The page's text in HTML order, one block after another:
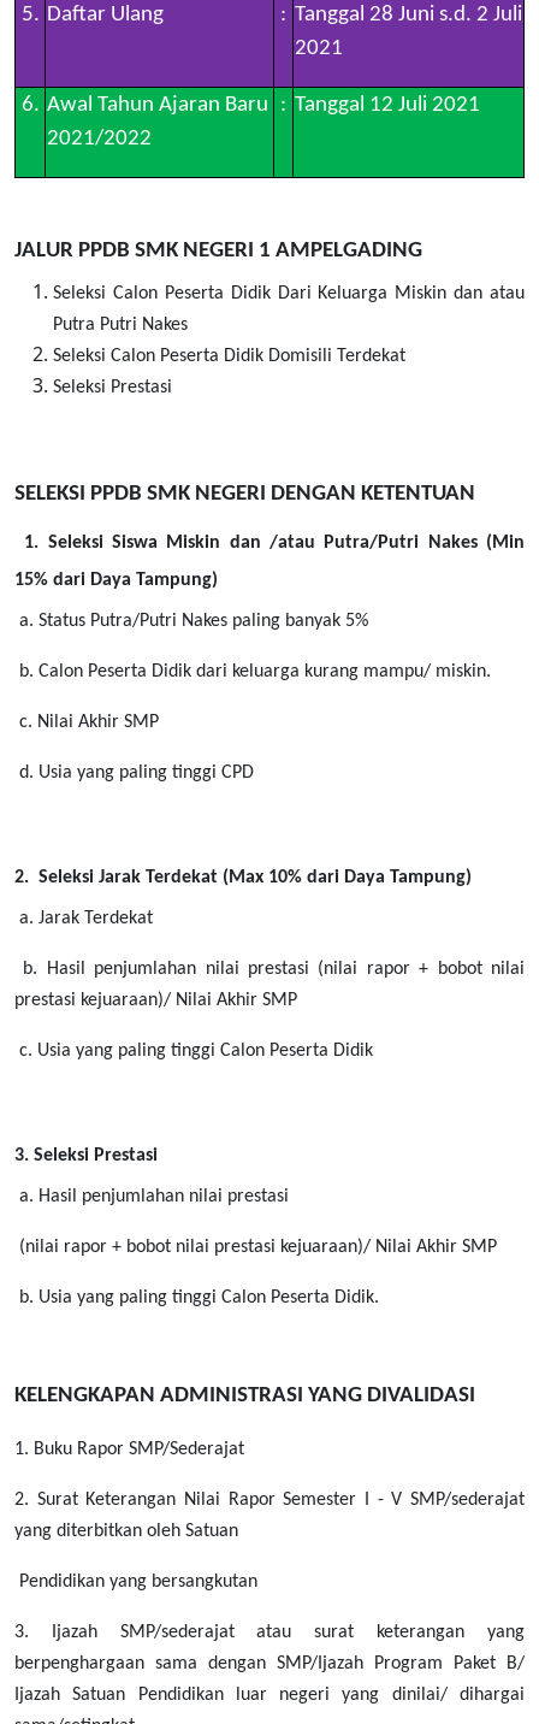
5. Daftar Ulang : Tanggal 28 Juni s.d. 2 Juli
2021
6. Awal Tahun Ajaran Baru
2021/2022
: Tanggal 12 Juli 2021
JALUR PPDB SMK NEGERI 1 AMPELGADING
Seleksi Calon Peserta Didik Dari Keluarga Miskin dan atau
Putra Putri Nakes
Seleksi Calon Peserta Didik Domisili Terdekat
Seleksi Prestasi
SELEKSI PPDB SMK NEGERI DENGAN KETENTUAN
1. Seleksi Siswa Miskin dan /atau Putra/Putri Nakes (Min
15% dari Daya Tampung)
a. Status Putra/Putri Nakes paling banyak 5%
b. Calon Peserta Didik dari keluarga kurang mampu/ miskin.
c. Nilai Akhir SMP
d. Usia yang paling tinggi CPD
2. Seleksi Jarak Terdekat (Max 10% dari Daya Tampung)
a. Jarak Terdekat
b. Hasil penjumlahan nilai prestasi (nilai rapor + bobot nilai
prestasi kejuaraan)/ Nilai Akhir SMP
c. Usia yang paling tinggi Calon Peserta Didik
3. Seleksi Prestasi
a. Hasil penjumlahan nilai prestasi
(nilai rapor + bobot nilai prestasi kejuaraan)/ Nilai Akhir SMP
b. Usia yang paling tinggi Calon Peserta Didik.
KELENGKAPAN ADMINISTRASI YANG DIVALIDASI
1. Buku Rapor SMP/Sederajat
2. Surat Keterangan Nilai Rapor Semester I - V SMP/sederajat
yang diterbitkan oleh Satuan
Pendidikan yang bersangkutan
3. Ijazah SMP/sederajat atau surat keterangan yang
berpenghargaan sama dengan SMP/Ijazah Program Paket B/
Ijazah Satuan Pendidikan luar negeri yang dinilai/ dihargai